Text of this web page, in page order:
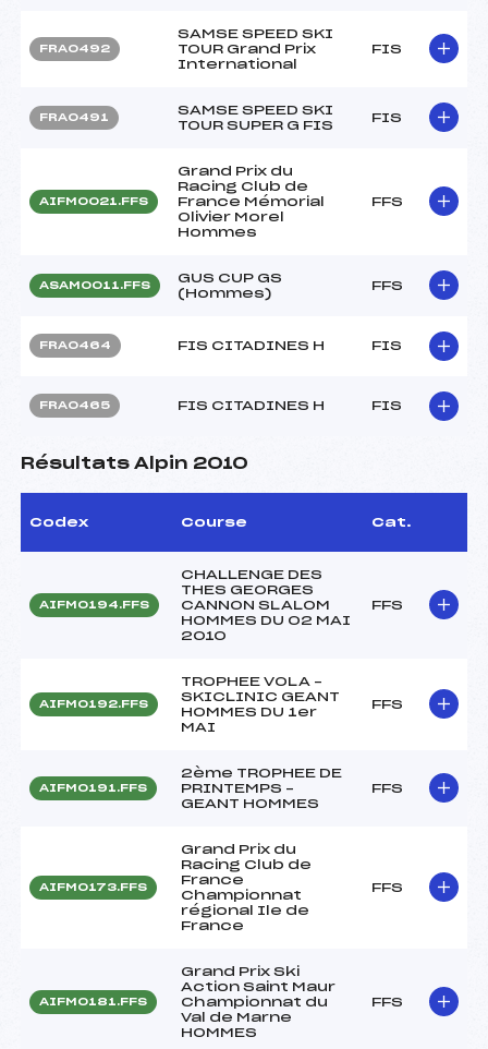
FRA0492
SAMSE SPEED SKI
TOUR Grand Prix
International
FIS
FRA0491
SAMSE SPEED SKI
TOUR SUPER G FIS
FIS
AIFM0021.FFS
Grand Prix du
Racing Club de
France Mémorial
Olivier Morel
Hommes
FFS
ASAM0011.FFS
GUS CUP GS
(Hommes)
FFS
FRA0464 FIS CITADINES H FIS
FRA0465 FIS CITADINES H FIS
Résultats Alpin 2010
Codex Course Cat.
AIFM0194.FFS
CHALLENGE DES
THES GEORGES
CANNON SLALOM
HOMMES DU 02 MAI
2010
FFS
AIFM0192.FFS
TROPHEE VOLA –
SKICLINIC GEANT
HOMMES DU 1er
MAI
FFS
AIFM0191.FFS
2ème TROPHEE DE
PRINTEMPS –
GEANT HOMMES
FFS
AIFM0173.FFS
Grand Prix du
Racing Club de
France
Championnat
régional Ile de
France
FFS
AIFM0181.FFS
Grand Prix Ski
Action Saint Maur
Championnat du
Val de Marne
HOMMES
FFS